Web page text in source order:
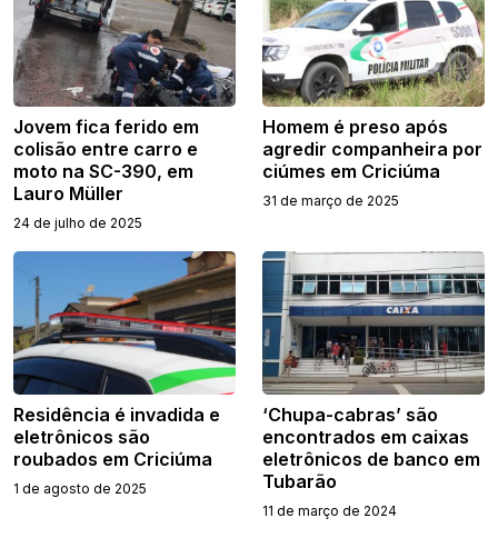
Jovem fica ferido em
colisão entre carro e
moto na SC-390, em
Lauro Müller
24 de julho de 2025
Homem é preso após
agredir companheira por
ciúmes em Criciúma
31 de março de 2025
Residência é invadida e
eletrônicos são
roubados em Criciúma
1 de agosto de 2025
‘Chupa-cabras’ são
encontrados em caixas
eletrônicos de banco em
Tubarão
11 de março de 2024